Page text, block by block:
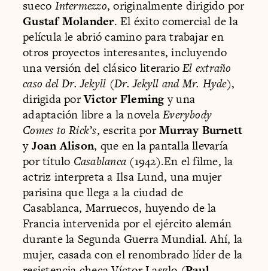
sueco Intermezzo, originalmente dirigido por
Gustaf Molander. El éxito comercial de la
película le abrió camino para trabajar en
otros proyectos interesantes, incluyendo
una versión del clásico literarioEl extraño
caso del Dr. Jekyll (Dr. Jekyll and Mr. Hyde),
dirigida porVictor Flemingy una
adaptación libre a la novelaEverybody
Comes to Rick’s, escrita porMurray Burnett
yJoan Alison, que en la pantalla llevaría
por título Casablanca (1942).En el filme, la
actriz interpreta a Ilsa Lund, una mujer
parisina que llega a la ciudad de
Casablanca, Marruecos, huyendo de la
Francia intervenida por el ejército alemán
durante la Segunda Guerra Mundial. Ahí, la
mujer, casada con el renombrado líder de la